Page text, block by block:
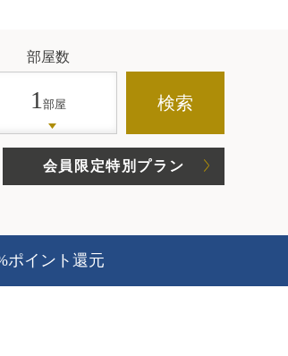
部屋数
1 部屋 検索
会員限定特別プラン
ポイント還元